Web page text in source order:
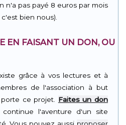
n'a pas payé 8 euros par mois
bien nous).
EN FAISANT UN DON, OU
grâce à vos lectures et à
de l'association à but
ce projet. Faites un don
l'aventure d'un site